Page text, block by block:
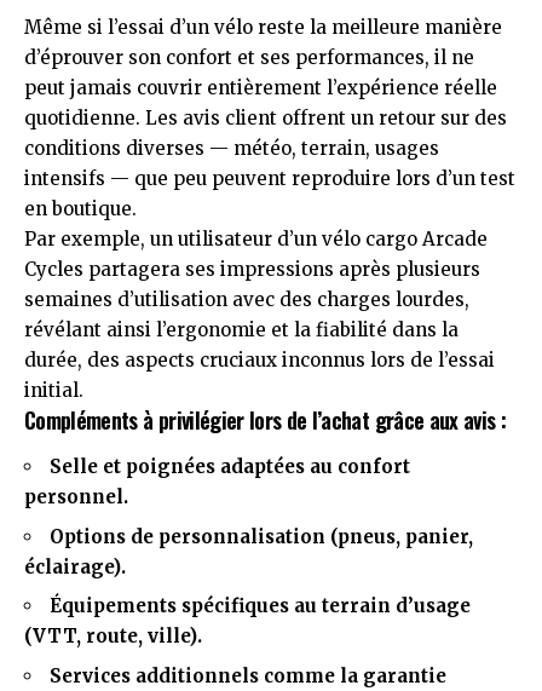
Même si l’essai d’un vélo reste la meilleure manière
d’éprouver son confort et ses performances, il ne
peut jamais couvrir entièrement l’expérience réelle
quotidienne. Les avis client offrent un retour sur des
conditions diverses — météo, terrain, usages
intensifs — que peu peuvent reproduire lors d’un test
en boutique.
Par exemple, un utilisateur d’un vélo cargo Arcade
Cycles partagera ses impressions après plusieurs
semaines d’utilisation avec des charges lourdes,
révélant ainsi l’ergonomie et la fiabilité dans la
durée, des aspects cruciaux inconnus lors de l’essai
initial.
Compléments à privilégier lors de l’achat grâce aux avis :
Selle et poignées adaptées au confort
personnel.
Options de personnalisation (pneus, panier,
éclairage).
Équipements spécifiques au terrain d’usage
(VTT, route, ville).
Services additionnels comme la garantie